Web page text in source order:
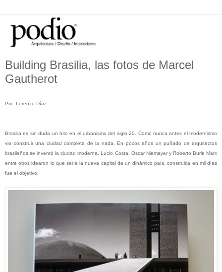
Building Brasilia, las fotos de Marcel
Gautherot
Por: Lorenzo Díaz
Brasilia es sin duda un hito en el urbanismo del siglo 20. Como nunca antes el modernismo
vio construir una ciudad completa de la nada. En pocos años un puñado de arquitectos
brasileños se inventó la ciudad moderna. Lucio Costa,
Oscar Niemayer y Roberto Burle Marx
entre otros idearon lo que sería la nueva capital de un dinámico país, construirla en mil días
fue el objetivo.